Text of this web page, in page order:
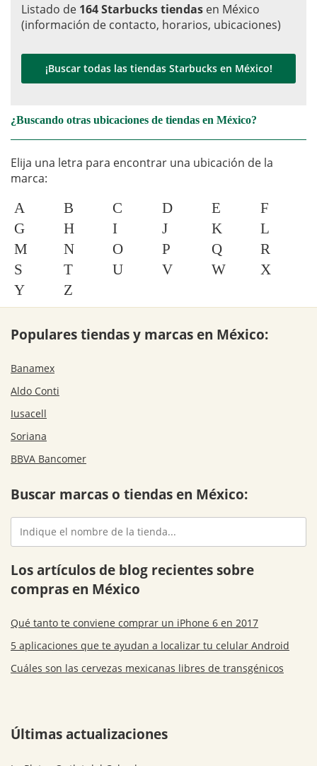
Listado de 164 Starbucks tiendas en México
(información de contacto, horarios, ubicaciones)
¡Buscar todas las tiendas Starbucks en México!
¿Buscando otras ubicaciones de tiendas en México?
Elija una letra para encontrar una ubicación de la
marca:
A B C D E
F
G
H I J K
L
M
N O P Q
R
S
T U V W
X
Y
Z
Populares tiendas y marcas en México:
Banamex
Aldo Conti
Iusacell
Soriana
BBVA Bancomer
Buscar marcas o tiendas en México:
Los artículos de blog recientes sobre
compras en México
Qué tanto te conviene comprar un iPhone 6 en 2017
5 aplicaciones que te ayudan a localizar tu celular Android
Cuáles son las cervezas mexicanas libres de transgénicos
Últimas actualizaciones